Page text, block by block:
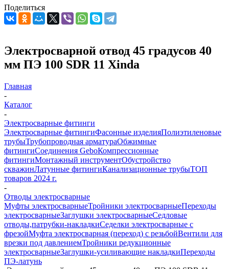
Поделиться
Электросварной отвод 45 градусов 40
мм ПЭ 100 SDR 11 Xinda
Главная
-
Каталог
-
Электросварные фитинги
Электросварные фитингиФасонные изделияПолиэтиленовые
трубыТрубопроводная арматураОбжимные
фитингиСоединения GeboКомпрессионные
фитингиМонтажный инструментОбустройство
скважинЛатунные фитингиКанализационные трубыТОП
товаров 2024 г.
-
Отводы электросварные
Муфты электросварныеТройники электросварныеПереходы
электросварныеЗаглушки электросварныеСедловые
отводы,патрубки-накладкиСеделки электросварные с
фрезойМуфта электросварная (переход) с резьбойВентили для
врезки под давлениемТройники редукционные
электросварныеЗаглушки-усиливающие накладкиПереходы
ПЭ-латунь